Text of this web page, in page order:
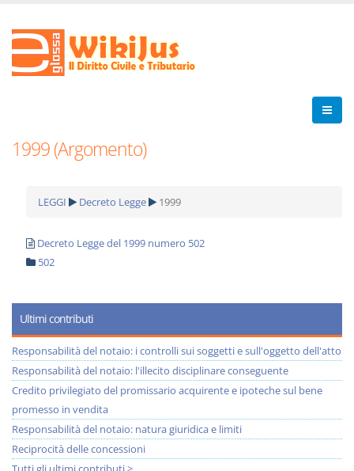
1999 (Argomento)
LEGGI Decreto Legge 1999
Decreto Legge del 1999 numero 502
502
Ultimi contributi
Responsabilità del notaio: i controlli sui soggetti e sull'oggetto dell'atto
Responsabilità del notaio: l'illecito disciplinare conseguente
Credito privilegiato del promissario acquirente e ipoteche sul bene
promesso in vendita
Responsabilità del notaio: natura giuridica e limiti
Reciprocità delle concessioni